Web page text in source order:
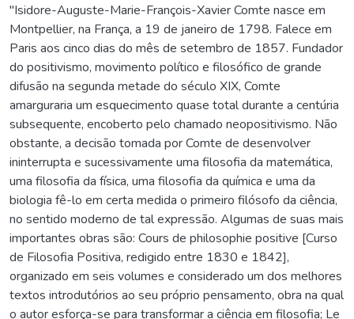
"Isidore-Auguste-Marie-François-Xavier Comte nasce em
Montpellier, na França, a 19 de janeiro de 1798. Falece em
Paris aos cinco dias do mês de setembro de 1857. Fundador
do positivismo, movimento político e filosófico de grande
difusão na segunda metade do século XIX, Comte
amarguraria um esquecimento quase total durante a centúria
subsequente, encoberto pelo chamado neopositivismo. Não
obstante, a decisão tomada por Comte de desenvolver
ininterrupta e sucessivamente uma filosofia da matemática,
uma filosofia da física, uma filosofia da química e uma da
biologia fê-lo em certa medida o primeiro filósofo da ciência,
no sentido moderno de tal expressão. Algumas de suas mais
importantes obras são: Cours de philosophie positive [Curso
de Filosofia Positiva, redigido entre 1830 e 1842],
organizado em seis volumes e considerado um dos melhores
textos introdutórios ao seu próprio pensamento, obra na qual
o autor esforça-se para transformar a ciência em filosofia; Le